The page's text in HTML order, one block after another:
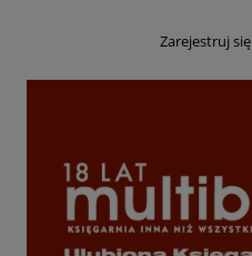
Zarejestruj się